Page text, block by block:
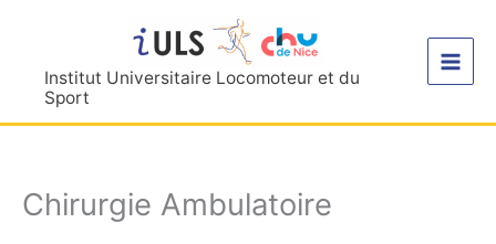
contenuInstitut Universitaire Locomoteur et du
Sport
Chirurgie Ambulatoire